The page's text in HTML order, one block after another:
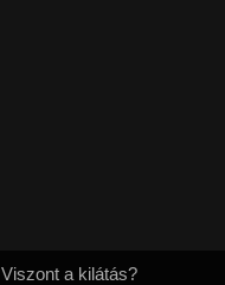
Viszont a kilátás?